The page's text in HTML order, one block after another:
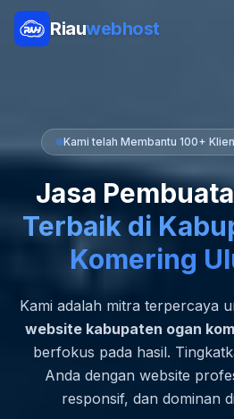
Riauwebhost
Kami telah Membantu 100+
Jasa
Terbaik di
Komering
Kami adalah mitra terpercaya
website kabupaten ogan
berfokus pada hasil.
Anda dengan website
responsif, dan dominan